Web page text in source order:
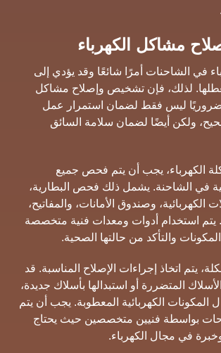
مشاكل الكهرباء
في الشاحنات أمرًا شائعًا وقد يؤدي إلى
لذلك، فإن تشخيص وإصلاح مشاكل
ضروريًا ليس فقط لضمان استمرار عمل
ولكن أيضًا لضمان سلامة السائق
الكهرباء، يجب أن يتم فحص جميع
في الشاحنة. يشمل ذلك فحص البطارية،
الكهربائية، وصندوق الأمانات، والمفاتيح،
يتم استخدام أدوات ومعدات فنية متخصصة
والتأكد من حالتها الصحية.
يتم اتخاذ إجراءات الإصلاح المناسبة. قد
المتضررة أو استبدالها بأسلاك جديدة،
المكونات الكهربائية المعطوبة. يجب أن يتم
بواسطة فنيين متخصصين حيث يحتاج
في مجال الكهرباء.